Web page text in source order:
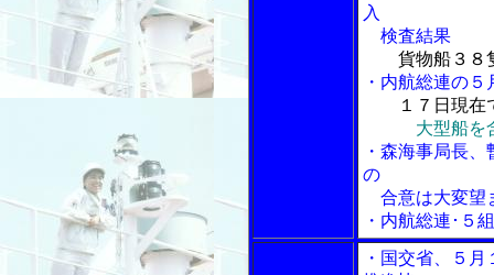
入
検査結果
貨物船３８
・内航総連の
１７日現
大型船を
・森海事局長
の
合意は大変望
・内航総連･５
・国交省、５